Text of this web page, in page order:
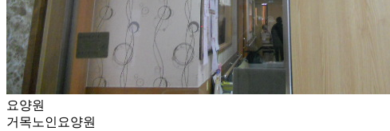
요양원
거목노인요양원